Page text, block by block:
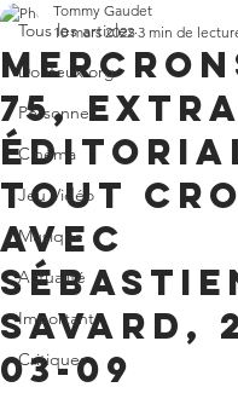
Tous les articles
Douteux.org
Personnel
Cinéma
Jeu Vidéo
Musique
Actualité
Important
Critiques
75,
tout
avec
Savard,
03-09
Tommy Gaudet
10 mars 2022 3 min de